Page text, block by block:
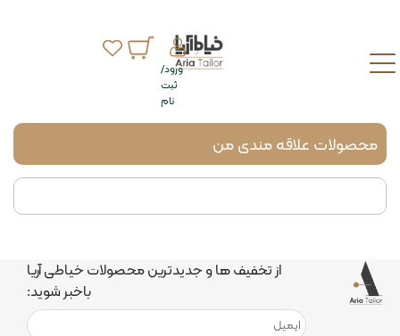
ورود/
ثبت
نام
محصولات علاقه مندی من
از تخفیف ها و جدیدترین محصولات خیاطی آریا
باخبر شوید: